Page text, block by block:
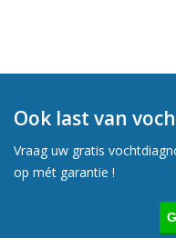
Ook last van
Vraag uw gratis
op mét garantie !